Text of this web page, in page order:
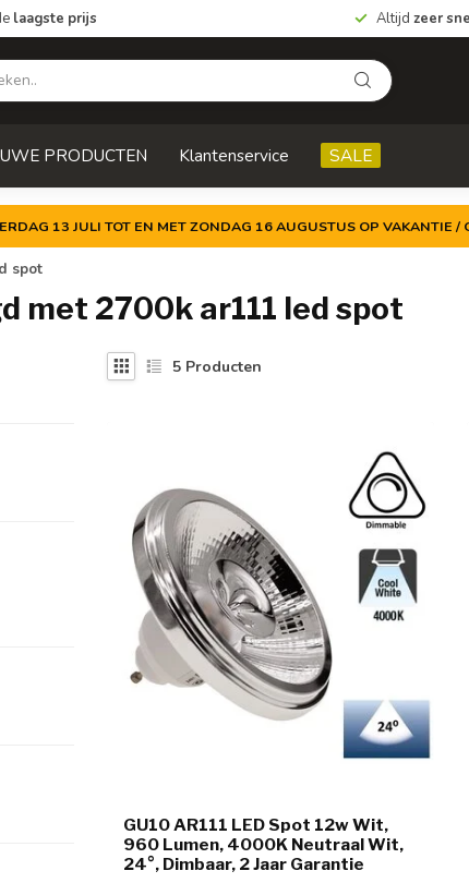
laagste prijs Altijd zeer
PRODUCTEN Klantenservice SALE
13 JULI TOT EN MET ZONDAG 16 AUGUSTUS OP VAKANTIE
spot
met 2700k ar111 led spot
5 Producten
GU10 AR111 LED Spot 12w Wit,
960 Lumen, 4000K Neutraal Wit,
24°, Dimbaar, 2 Jaar Garantie